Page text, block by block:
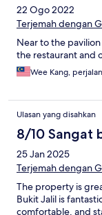
22 Ogo 2022
Terjemah dengan
Near to the
the restaurant and
Wee Kang,
Ulasan yang disahkan
8/10 Sangat
25 Jan 2025
Terjemah dengan
The property is
Bukit Jalil is
comfortable, and